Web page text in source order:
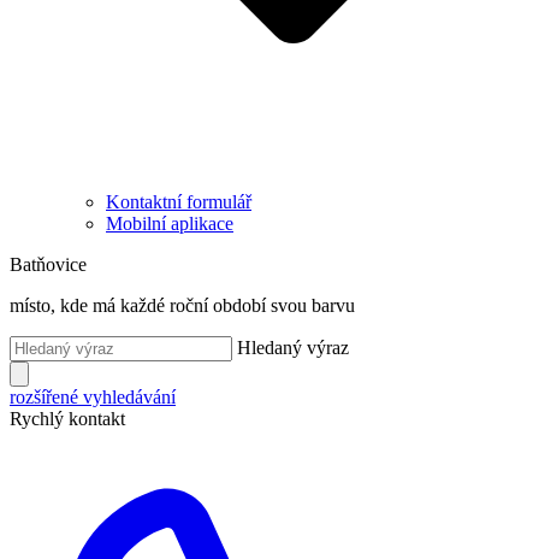
Kontaktní formulář
Mobilní aplikace
Batňovice
místo, kde má každé roční období svou barvu
Hledaný výraz
rozšířené vyhledávání
Rychlý kontakt